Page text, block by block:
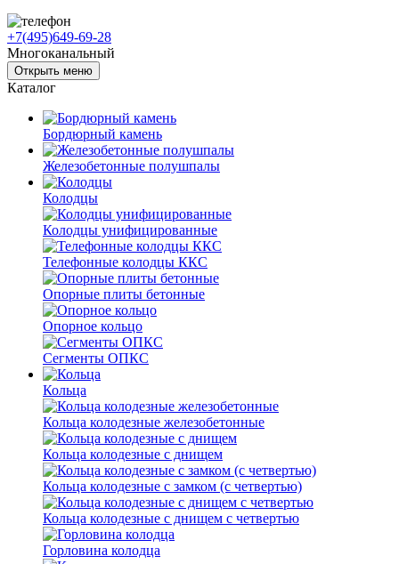
+7(495)649-69-28
Многоканальный
Открыть меню
Каталог
Бордюрный камень
Железобетонные полушпалы
Колодцы
Колодцы унифицированные
Телефонные колодцы ККС
Опорные плиты бетонные
Опорное кольцо
Сегменты ОПКС
Кольца
Кольца колодезные железобетонные
Кольца колодезные с днищем
Кольца колодезные с замком (с четвертью)
Кольца колодезные с днищем с четвертью
Горловина колодца